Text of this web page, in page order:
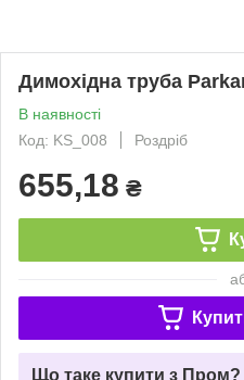
Димохідна труба
В наявності
Код: KS_008
Роздріб
655,18 ₴
Що таке купити з Пром?